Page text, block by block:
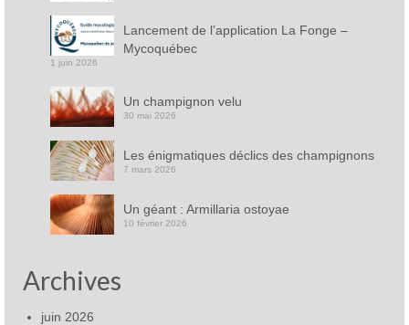
Lancement de l’application La Fonge –
Mycoquébec
1 juin 2026
Un champignon velu
30 mai 2026
Les énigmatiques déclics des champignons
7 mars 2026
Un géant : Armillaria ostoyae
10 février 2026
Archives
juin 2026